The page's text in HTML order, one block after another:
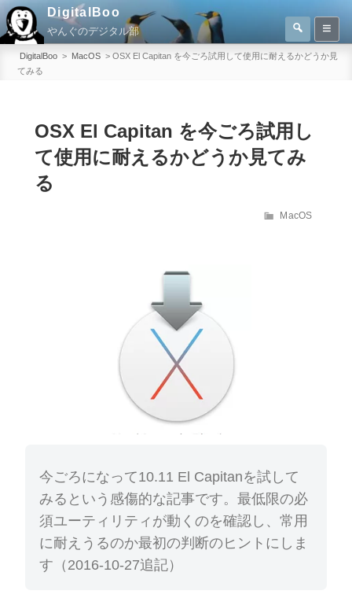
コ
ン
DigitalBoo
やんぐのデジタル部
検
索:
検
索
DigitalBoo > MacOS > OSX El Capitan を今ごろ試用して使用に耐えるかどうか見
てみる
OSX El Capitan を今ごろ試用し
て使用に耐えるかどうか見てみ
る
カ
MacOS
今ごろになって10.11 El Capitanを試して
みるという感傷的な記事です。最低限の必
須ユーティリティが動くのを確認し、常用
に耐えうるのか最初の判断のヒントにしま
す（2016-10-27追記）